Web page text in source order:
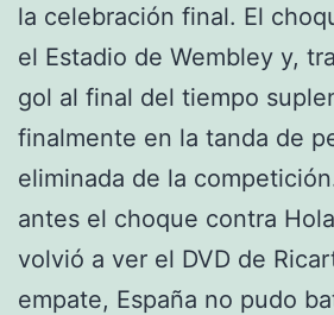
la celebración final. El
el Estadio de Wembley y,
gol al final del tiempo
finalmente en la tanda de
eliminada de la
antes el choque contra
volvió a ver el DVD de
empate, España no pudo